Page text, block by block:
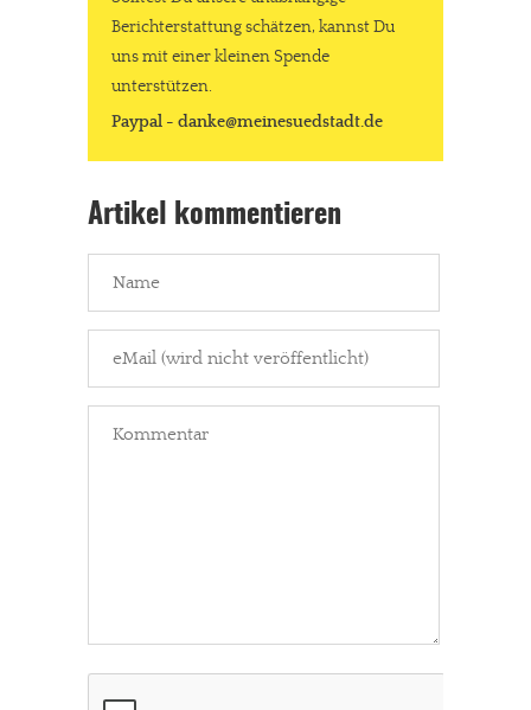
Berichterstattung schätzen, kannst Du
uns mit einer kleinen Spende
unterstützen.
Paypal - danke@meinesuedstadt.de
Artikel kommentieren